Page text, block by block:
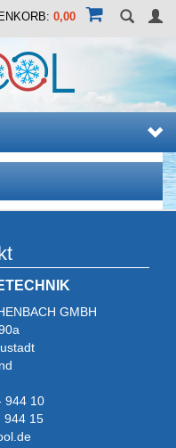
0,00
GMBH
944 10
944 15